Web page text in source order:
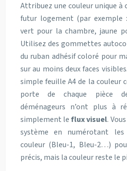
Attribuez une couleur unique à
futur logement (par exemple
vert pour la chambre, jaune
Utilisez des gommettes
du ruban adhésif coloré pour
sur au moins deux faces
simple feuille A4 de la couleur
porte de chaque pièce
déménageurs n’ont plus à
simplement leflux visuel.
système en numérotant les
couleur (Bleu-1, Bleu-2…)
précis, mais la couleur reste le